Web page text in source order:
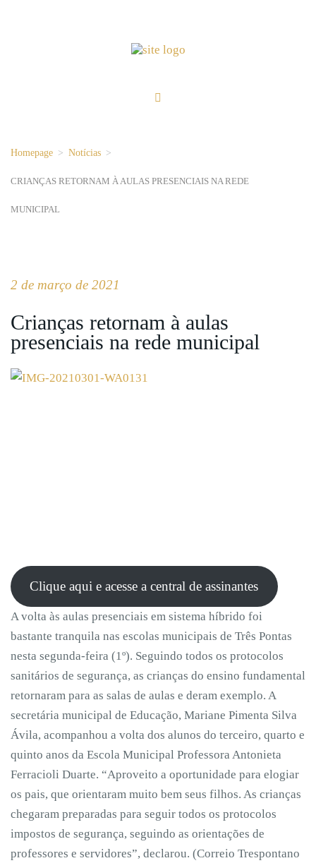
Homepage > Notícias >
CRIANÇAS RETORNAM À AULAS PRESENCIAIS NA REDE
MUNICIPAL
2 de março de 2021
Crianças retornam à aulas
presenciais na rede municipal
Clique aqui e acesse a central de assinantes
A volta às aulas presenciais em sistema híbrido foi
bastante tranquila nas escolas municipais de Três Pontas
nesta segunda-feira (1º). Seguindo todos os protocolos
sanitários de segurança, as crianças do ensino fundamental
retornaram para as salas de aulas e deram exemplo. A
secretária municipal de Educação, Mariane Pimenta Silva
Ávila, acompanhou a volta dos alunos do terceiro, quarto e
quinto anos da Escola Municipal Professora Antonieta
Ferracioli Duarte. “Aproveito a oportunidade para elogiar
os pais, que orientaram muito bem seus filhos. As crianças
chegaram preparadas para seguir todos os protocolos
impostos de segurança, seguindo as orientações de
professores e servidores”, declarou. (Correio Trespontano